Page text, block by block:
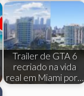
Trailer de GTA 6
recriado na vida
real em Miami por…